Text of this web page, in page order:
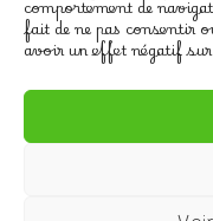
comportement de
fait de ne pas consentir
avoir un effet négatif